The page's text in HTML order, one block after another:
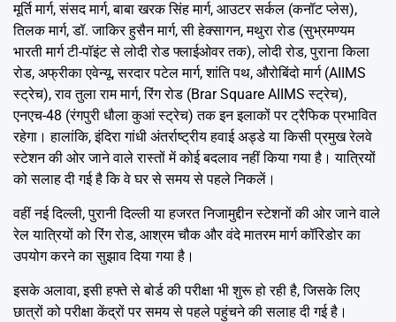
मूर्ति मार्ग, संसद मार्ग, बाबा खरक सिंह मार्ग, आउटर सर्कल (कनॉट प्लेस),
तिलक मार्ग, डॉ. जाकिर हुसैन मार्ग, सी हेक्सागन, मथुरा रोड (सुभ्रमण्यम
भारती मार्ग टी-पॉइंट से लोदी रोड फ्लाईओवर तक), लोदी रोड, पुराना किला
रोड, अफ्रीका एवेन्यू, सरदार पटेल मार्ग, शांति पथ, औरोबिंदो मार्ग (AIIMS
स्ट्रेच), राव तुला राम मार्ग, रिंग रोड (Brar Square AIIMS स्ट्रेच),
एनएच-48 (रंगपुरी धौला कुआं स्ट्रेच) तक इन इलाकों पर ट्रैफिक प्रभावित
रहेगा। हालांकि, इंदिरा गांधी अंतर्राष्ट्रीय हवाई अड्डे या किसी प्रमुख रेलवे
स्टेशन की ओर जाने वाले रास्तों में कोई बदलाव नहीं किया गया है। यात्रियों
को सलाह दी गई है कि वे घर से समय से पहले निकलें।
वहीं नई दिल्ली, पुरानी दिल्ली या हजरत निजामुद्दीन स्टेशनों की ओर जाने वाले
रेल यात्रियों को रिंग रोड, आश्रम चौक और वंदे मातरम मार्ग कॉरिडोर का
उपयोग करने का सुझाव दिया गया है।
इसके अलावा, इसी हफ्ते से बोर्ड की परीक्षा भी शुरू हो रही है, जिसके लिए
छात्रों को परीक्षा केंद्रों पर समय से पहले पहुंचने की सलाह दी गई है।